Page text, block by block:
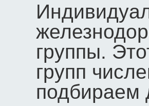
группы.
групп
подбираем